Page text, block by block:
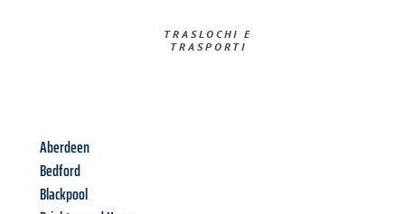
TRASLOCHI E
TRASPORTI​
Aberdeen
Bedford
Blackpool